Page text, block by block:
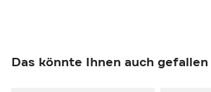
Das könnte Ihnen auch gefallen